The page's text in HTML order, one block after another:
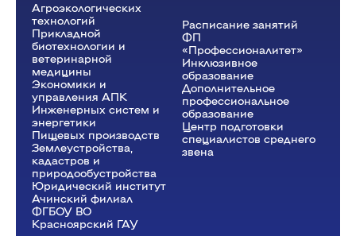
Агроэкологических
технологий
Прикладной
биотехнологии и
ветеринарной
медицины
Экономики и
управления АПК
Инженерных систем и
энергетики
Пищевых производств
Землеустройства,
кадастров и
природообустройства
Юридический институт
Ачинский филиал
ФГБОУ ВО
Красноярский ГАУ
Расписание занятий
ФП
«Профессионалитет»
Инклюзивное
образование
Дополнительное
профессиональное
образование
Центр подготовки
специалистов среднего
звена